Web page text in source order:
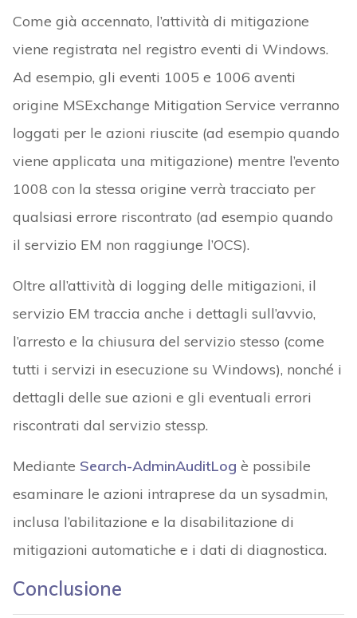
Come già accennato, l’attività di mitigazione
viene registrata nel registro eventi di Windows.
Ad esempio, gli eventi 1005 e 1006 aventi
origine MSExchange Mitigation Service verranno
loggati per le azioni riuscite (ad esempio quando
viene applicata una mitigazione) mentre l’evento
1008 con la stessa origine verrà tracciato per
qualsiasi errore riscontrato (ad esempio quando
il servizio EM non raggiunge l’OCS).
Oltre all’attività di logging delle mitigazioni, il
servizio EM traccia anche i dettagli sull’avvio,
l’arresto e la chiusura del servizio stesso (come
tutti i servizi in esecuzione su Windows), nonché i
dettagli delle sue azioni e gli eventuali errori
riscontrati dal servizio stessp.
Mediante Search-AdminAuditLog è possibile
esaminare le azioni intraprese da un sysadmin,
inclusa l’abilitazione e la disabilitazione di
mitigazioni automatiche e i dati di diagnostica.
Conclusione